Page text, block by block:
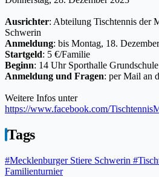
Ausrichter: Abteilung Tischtennis der
Schwerin
Anmeldung: bis Montag, 18. Dezember
Startgeld: 5 €/Familie
Beginn: 14 Uhr Sporthalle
Anmeldung und Fragen: per Mail an
Weitere Infos unter
https://www.facebook.com/
Tags
#Mecklenburger Stiere Schwerin
Familienturnier